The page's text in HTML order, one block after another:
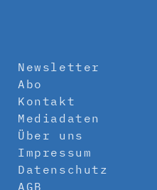
Newsletter
Abo
Kontakt
Mediadaten
Über uns
Impressum
Datenschutz
AGB